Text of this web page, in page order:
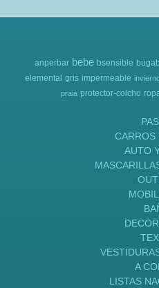
anperbar bebe bsensible
elemental gris impermeable
praia protector-colcho
CARROS
AUTO
A
LISTAS